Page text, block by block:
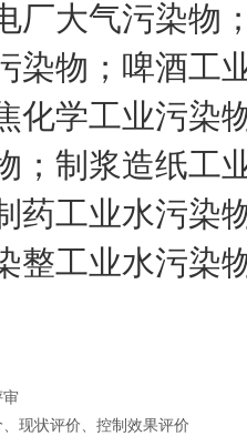
厂大气污染物
染物；啤酒工
化学工业污染
；制浆造纸工
药工业水污染
整工业水污染
现状评价、控制效果评价